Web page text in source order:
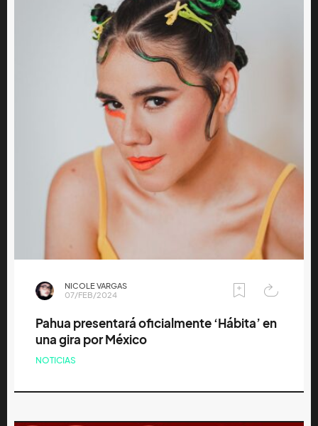
NICOLE VARGAS
07/FEB/2024
Pahua presentará oficialmente ‘Hábita’ en
una gira por México
NOTICIAS